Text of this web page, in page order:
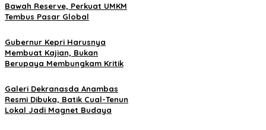
Bawah Reserve, Perkuat UMKM
Tembus Pasar Global
Gubernur Kepri Harusnya
Membuat Kajian, Bukan
Berupaya Membungkam Kritik
Galeri Dekranasda Anambas
Resmi Dibuka, Batik Cual-Tenun
Lokal Jadi Magnet Budaya